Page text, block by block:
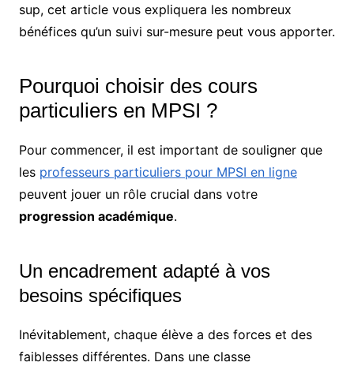
sup, cet article vous expliquera les nombreux
bénéfices qu’un suivi sur-mesure peut vous apporter.
Pourquoi choisir des cours
particuliers en MPSI ?
Pour commencer, il est important de souligner que
les professeurs particuliers pour MPSI en ligne
peuvent jouer un rôle crucial dans votre
progression académique.
Un encadrement adapté à vos
besoins spécifiques
Inévitablement, chaque élève a des forces et des
faiblesses différentes. Dans une classe